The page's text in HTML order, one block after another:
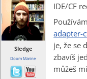
Sledge
Doom Marine
IDE/CF
adapter-
je, že se
zbavíš
můžeš